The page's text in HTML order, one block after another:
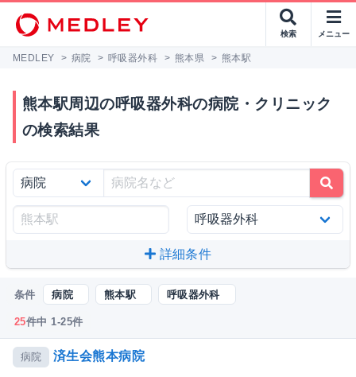
検索 メニュー
MEDLEY > 病院 > 呼吸器外科 > 熊本県 > 熊本駅
熊本駅周辺の呼吸器外科の病院・クリニック
の検索結果
詳細条件
条件 病院 熊本駅 呼吸器外科
25件中 1-25件
病院 済生会熊本病院